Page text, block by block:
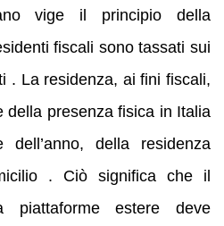
vige il principio della
fiscali sono tassati sui
. La residenza, ai fini fiscali,
della presenza fisica in Italia
della residenza
. Ciò significa che il
piattaforme estere deve